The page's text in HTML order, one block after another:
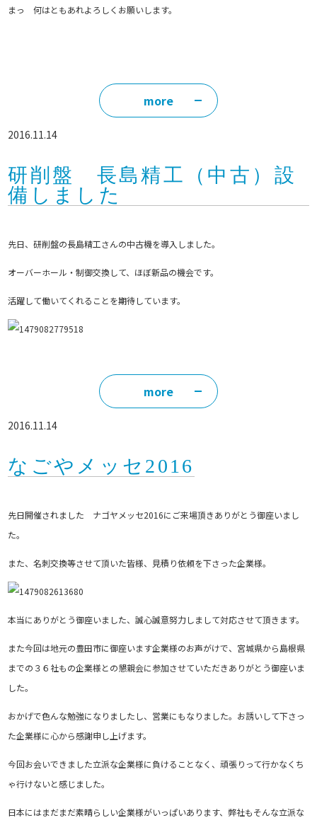
まっ 何はともあれよろしくお願いします。
more
2016.11.14
研削盤 長島精工（中古）設
備しました
先日、研削盤の長島精工さんの中古機を導入しました。
オーバーホール・制御交換して、ほぼ新品の機会です。
活躍して働いてくれることを期待しています。
more
2016.11.14
なごやメッセ2016
先日開催されました ナゴヤメッセ2016にご来場頂きありがとう御座いまし
た。
また、名刺交換等させて頂いた皆様、見積り依頼を下さった企業様。
本当にありがとう御座いました、誠心誠意努力しまして対応させて頂きます。
また今回は地元の豊田市に御座います企業様のお声がけで、宮城県から島根県
までの３６社もの企業様との懇親会に参加させていただきありがとう御座いま
した。
おかげで色んな勉強になりましたし、営業にもなりました。お誘いして下さっ
た企業様に心から感謝申し上げます。
今回お会いできました立派な企業様に負けることなく、頑張りって行かなくち
ゃ行けないと感じました。
日本にはまだまだ素晴らしい企業様がいっぱいあります、弊社もそんな立派な